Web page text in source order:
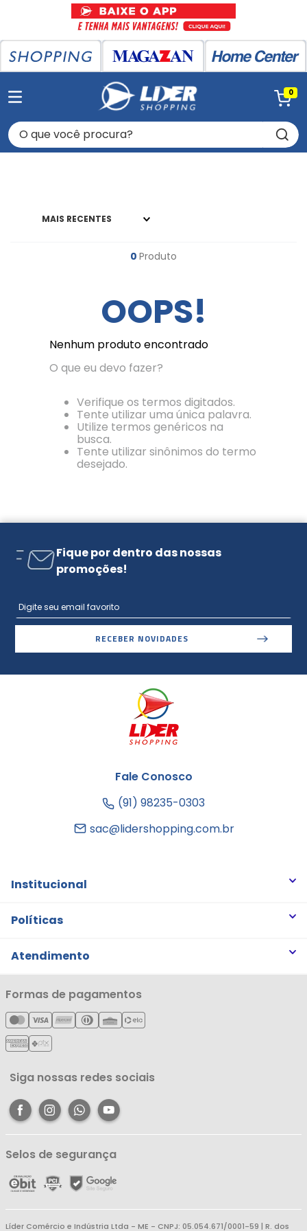
0
O que você procura?
MAIS RECENTES
0 Produto
OOPS!
Nenhum produto encontrado
O que eu devo fazer?
Verifique os termos digitados.
Tente utilizar uma única palavra.
Utilize termos genéricos na
busca.
Tente utilizar sinônimos do termo
desejado.
Fique por dentro das nossas
promoções!
RECEBER NOVIDADES
Fale Conosco
(91) 98235-0303
sac@lidershopping.com.br
Institucional
Quem somos
Notícias
Cartão Líderzan
Políticas
Trocas e Devoluções
Política de Privacidade
Política de Entrega
Política de Reembolso
Atendimento
Minha Conta
Meus Pedidos
Meus Favoritos
Central de Atendimento
Formas de pagamentos
Siga nossas redes sociais
Selos de segurança
Líder Comércio e Indústria Ltda - ME - CNPJ: 05.054.671/0001-59 | R. dos